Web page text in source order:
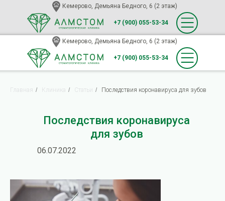
+7 (900) 055-53-34
Кемерово, Демьяна Бедного, 6 (2 этаж)
+7 (900) 055-53-34
Кемерово, Демьяна Бедного, 6 (2 этаж)
Главная / Клиника / Статьи / Последствия коронавируса для зубов
Последствия коронавируса
для зубов
06.07.2022